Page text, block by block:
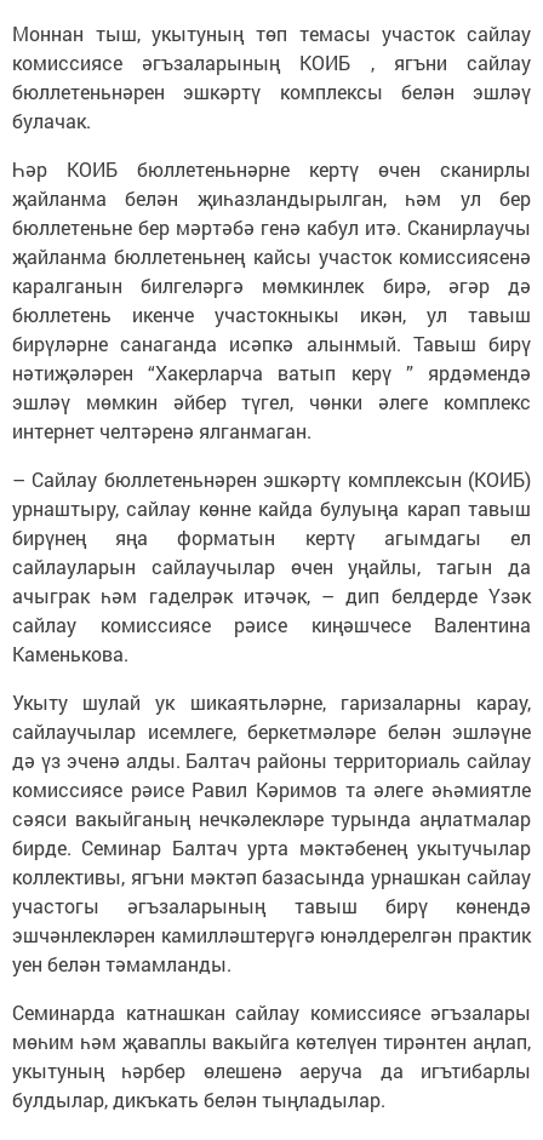
Моннан тыш, укытуның төп темасы участок сайлау
комиссиясе әгъзаларының КОИБ , ягъни сайлау
бюллетеньнәрен эшкәртү комплексы белән эшләү
булачак.
Һәр КОИБ бюллетеньнәрне кертү өчен сканирлы
җайланма белән җиһазландырылган, һәм ул бер
бюллетеньне бер мәртәбә генә кабул итә. Сканирлаучы
җайланма бюллетеньнең кайсы участок комиссиясенә
каралганын билгеләргә мөмкинлек бирә, әгәр дә
бюллетень икенче участокныкы икән, ул тавыш
бирүләрне санаганда исәпкә алынмый. Тавыш бирү
нәтиҗәләрен “Хакерларча ватып керү ” ярдәмендә
эшләү мөмкин әйбер түгел, чөнки әлеге комплекс
интернет челтәренә ялганмаган.
– Сайлау бюллетеньнәрен эшкәртү комплексын (КОИБ)
урнаштыру, сайлау көнне кайда булуыңа карап тавыш
бирүнең яңа форматын кертү агымдагы ел
сайлауларын сайлаучылар өчен уңайлы, тагын да
ачыграк һәм гаделрәк итәчәк, – дип белдерде Үзәк
сайлау комиссиясе рәисе киңәшчесе Валентина
Каменькова.
Укыту шулай ук шикаятьләрне, гаризаларны карау,
сайлаучылар исемлеге, беркетмәләре белән эшләүне
дә үз эченә алды. Балтач районы территориаль сайлау
комиссиясе рәисе Равил Кәримов та әлеге әһәмиятле
сәяси вакыйганың нечкәлекләре турында аңлатмалар
бирде. Семинар Балтач урта мәктәбенең укытучылар
коллективы, ягъни мәктәп базасында урнашкан сайлау
участогы әгъзаларының тавыш бирү көнендә
эшчәнлекләрен камилләштерүгә юнәлдерелгән практик
уен белән тәмамланды.
Семинарда катнашкан сайлау комиссиясе әгъзалары
мөһим һәм җаваплы вакыйга көтелүен тирәнтен аңлап,
укытуның һәрбер өлешенә аеруча да игътибарлы
булдылар, дикъкать белән тыңладылар.